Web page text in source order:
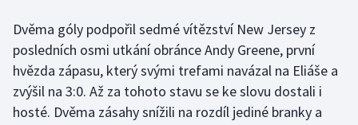
Golf
Gymnastika
Házená
Dvěma góly podpořil sedmé vítězství New Jersey z
posledních osmi utkání obránce Andy Greene, první
hvězda zápasu, který svými trefami navázal na Eliáše a
zvýšil na 3:0. Až za tohoto stavu se ke slovu dostali i
hosté. Dvěma zásahy snížili na rozdíl jediné branky a